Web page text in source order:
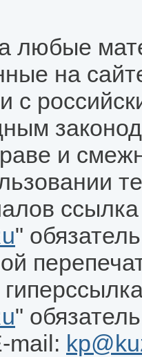
любые
на
с
и
"
"
mail: